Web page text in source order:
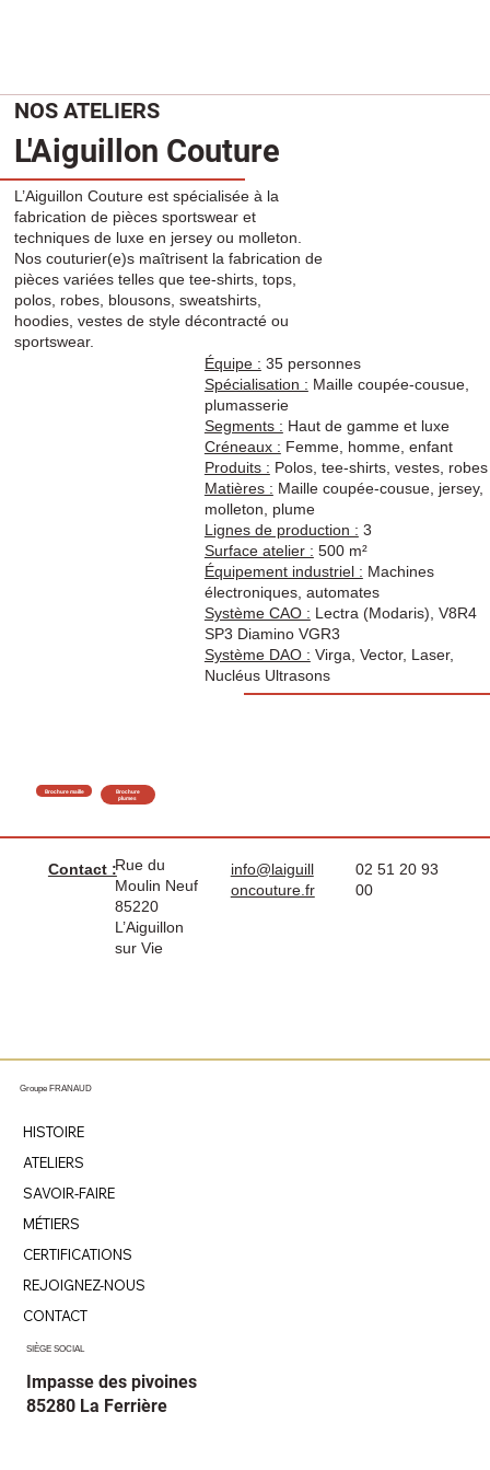
NOS ATELIERS
L'Aiguillon Couture
L’Aiguillon Couture est spécialisée à la
fabrication de pièces sportswear et
techniques de luxe en jersey ou molleton.
Nos couturier(e)s maîtrisent la fabrication de
pièces variées telles que tee-shirts, tops,
polos, robes, blousons, sweatshirts,
hoodies, vestes de style décontracté ou
sportswear.
Équipe : 35 personnes
Spécialisation : Maille coupée-cousue,
plumasserie
Segments : Haut de gamme et luxe
Créneaux : Femme, homme, enfant
Produits : Polos, tee-shirts, vestes, robes
Matières : Maille coupée-cousue, jersey,
molleton, plume
Lignes de production : 3
Surface atelier : 500 m²
Équipement industriel : Machines
électroniques, automates
Système CAO : Lectra (Modaris), V8R4
SP3 Diamino VGR3
Système DAO : Virga, Vector, Laser,
Nucléus Ultrasons
Brochure maille
Brochure
plumes
Contact :Rue du
Moulin Neuf
85220
L’Aiguillon
sur Vie
info@laiguill
oncouture.fr
02 51 20 93
00
HISTOIRE
ATELIERS
SAVOIR-FAIRE
MÉTIERS
CERTIFICATIONS
REJOIGNEZ-NOUS
CONTACT
Groupe FRANAUD
SIÈGE SOCIAL
Impasse des pivoines
85280 La Ferrière